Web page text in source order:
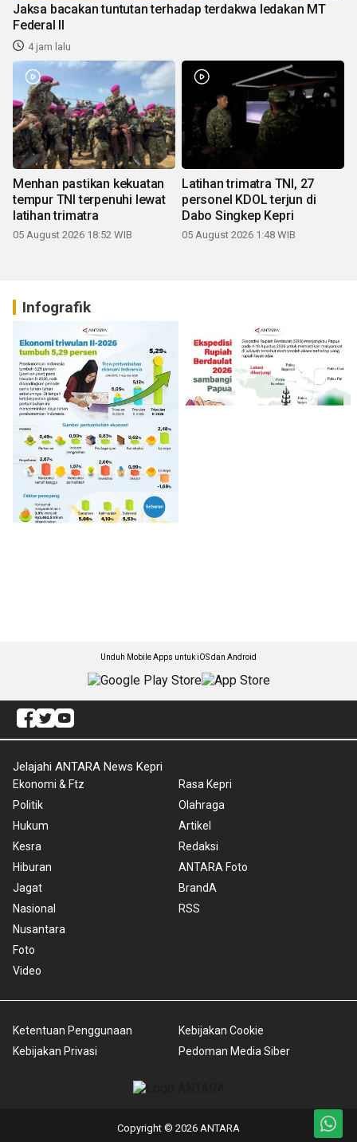
Jaksa bacakan tuntutan terhadap terdakwa ledakan MT
Federal II
4 jam lalu
Menhan pastikan kekuatan
tempur TNI terpenuhi lewat
latihan trimatra
05 August 2026 18:52 WIB
Latihan trimatra TNI, 27
personel KDOL terjun di
Dabo Singkep Kepri
05 August 2026 1:48 WIB
Infografik
Unduh Mobile Apps untuk iOS dan Android
Jelajahi ANTARA News Kepri
Ekonomi & Ftz
Politik
Hukum
Kesra
Hiburan
Jagat
Nasional
Nusantara
Foto
Video
Rasa Kepri
Olahraga
Artikel
Redaksi
ANTARA Foto
BrandA
RSS
Ketentuan Penggunaan
Kebijakan Privasi
Kebijakan Cookie
Pedoman Media Siber
Copyright © 2026 ANTARA